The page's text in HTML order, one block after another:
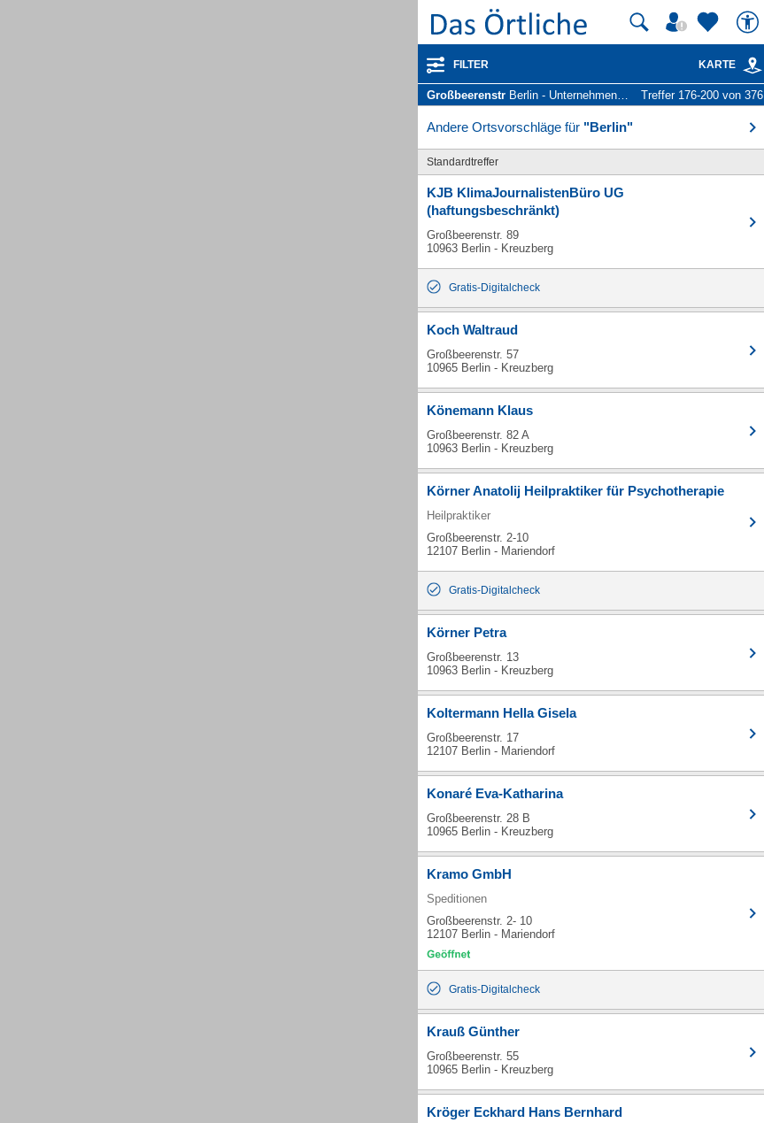
FILTER KARTE
Großbeerenstr Berlin - Unternehmen und Personen Treffer 176-200 von 376
Andere Ortsvorschläge für "Berlin"
Standardtreffer
KJB KlimaJournalistenBüro UG
(haftungsbeschränkt)
Großbeerenstr. 89
10963 Berlin - Kreuzberg
Gratis-Digitalcheck
Koch Waltraud
Großbeerenstr. 57
10965 Berlin - Kreuzberg
Könemann Klaus
Großbeerenstr. 82 A
10963 Berlin - Kreuzberg
Körner Anatolij Heilpraktiker für Psychotherapie
Heilpraktiker
Großbeerenstr. 2-10
12107 Berlin - Mariendorf
Gratis-Digitalcheck
Körner Petra
Großbeerenstr. 13
10963 Berlin - Kreuzberg
Koltermann Hella Gisela
Großbeerenstr. 17
12107 Berlin - Mariendorf
Konaré Eva-Katharina
Großbeerenstr. 28 B
10965 Berlin - Kreuzberg
Kramo GmbH
Speditionen
Großbeerenstr. 2- 10
12107 Berlin - Mariendorf
Gratis-Digitalcheck
Krauß Günther
Großbeerenstr. 55
10965 Berlin - Kreuzberg
Kröger Eckhard Hans Bernhard